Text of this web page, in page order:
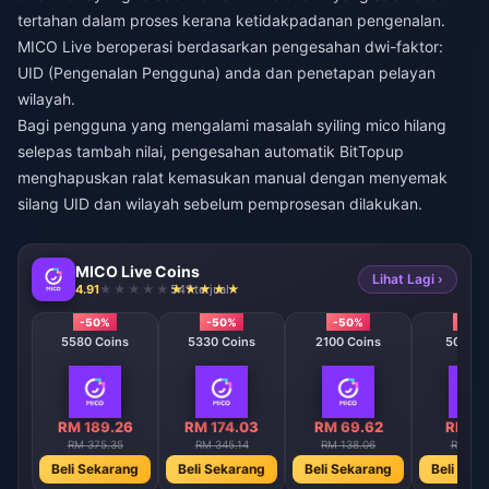
tertahan dalam proses kerana ketidakpadanan pengenalan.
MICO Live beroperasi berdasarkan pengesahan dwi-faktor:
UID (Pengenalan Pengguna) anda dan penetapan pelayan
wilayah.
Bagi pengguna yang mengalami masalah syiling mico hilang
selepas tambah nilai, pengesahan automatik BitTopup
menghapuskan ralat kemasukan manual dengan menyemak
silang UID dan wilayah sebelum pemprosesan dilakukan.
MICO Live Coins
4.91 541 terjual
Lihat Lagi ›
-50%
5580 Coins
RM 189.26
RM 375.35
Beli Sekarang
-50%
5330 Coins
RM 174.03
RM 345.14
Beli Sekarang
-50%
2100 Coins
RM 69.62
RM 138.06
Beli Sekarang
508
RM
RM
Beli